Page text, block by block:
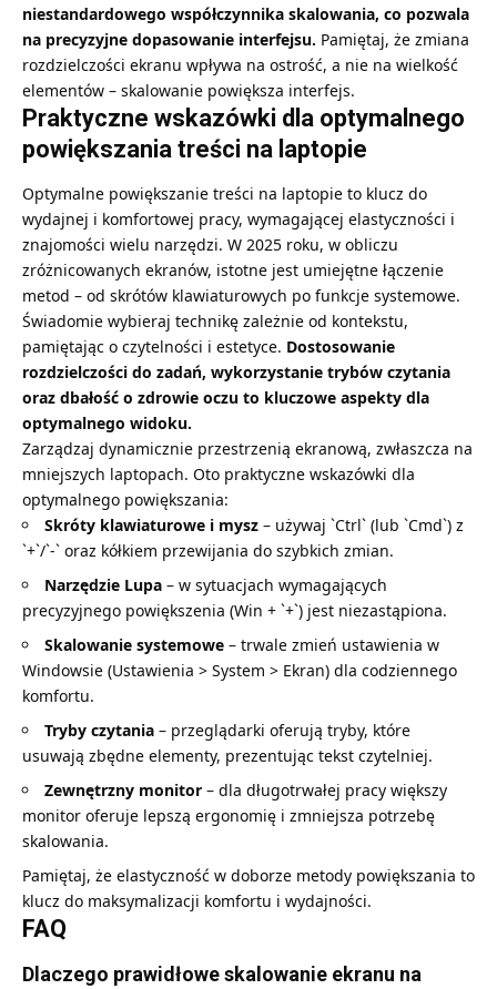
niestandardowego współczynnika skalowania, co pozwala
na precyzyjne dopasowanie interfejsu. Pamiętaj, że zmiana
rozdzielczości ekranu wpływa na ostrość, a nie na wielkość
elementów – skalowanie powiększa interfejs.
Praktyczne wskazówki dla optymalnego
powiększania treści na laptopie
Optymalne powiększanie treści na laptopie to klucz do
wydajnej i komfortowej pracy, wymagającej elastyczności i
znajomości wielu narzędzi. W 2025 roku, w obliczu
zróżnicowanych ekranów, istotne jest umiejętne łączenie
metod – od skrótów klawiaturowych po funkcje systemowe.
Świadomie wybieraj technikę zależnie od kontekstu,
pamiętając o czytelności i estetyce. Dostosowanie
rozdzielczości do zadań, wykorzystanie trybów czytania
oraz dbałość o zdrowie oczu to kluczowe aspekty dla
optymalnego widoku.
Zarządzaj dynamicznie przestrzenią ekranową, zwłaszcza na
mniejszych laptopach. Oto praktyczne wskazówki dla
optymalnego powiększania:
Skróty klawiaturowe i mysz – używaj `Ctrl` (lub `Cmd`) z
`+`/`-` oraz kółkiem przewijania do szybkich zmian.
Narzędzie Lupa – w sytuacjach wymagających
precyzyjnego powiększenia (Win + `+`) jest niezastąpiona.
Skalowanie systemowe – trwale zmień ustawienia w
Windowsie (Ustawienia > System > Ekran) dla codziennego
komfortu.
Tryby czytania – przeglądarki oferują tryby, które
usuwają zbędne elementy, prezentując tekst czytelniej.
Zewnętrzny monitor – dla długotrwałej pracy większy
monitor oferuje lepszą ergonomię i zmniejsza potrzebę
skalowania.
Pamiętaj, że elastyczność w doborze metody powiększania to
klucz do maksymalizacji komfortu i wydajności.
FAQ
Dlaczego prawidłowe skalowanie ekranu na